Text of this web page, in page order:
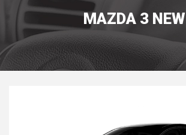
MAZDA 3 NEW